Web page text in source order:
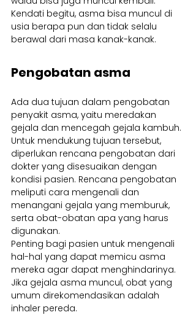
Kendati begitu, asma bisa muncul di
usia berapa pun dan tidak selalu
berawal dari masa kanak-kanak.
Pengobatan asma
Ada dua tujuan dalam pengobatan
penyakit asma, yaitu meredakan
gejala dan mencegah gejala kambuh.
Untuk mendukung tujuan tersebut,
diperlukan rencana pengobatan dari
dokter yang disesuaikan dengan
kondisi pasien. Rencana pengobatan
meliputi cara mengenali dan
menangani gejala yang memburuk,
serta obat-obatan apa yang harus
digunakan.
Penting bagi pasien untuk mengenali
hal-hal yang dapat memicu asma
mereka agar dapat menghindarinya.
Jika gejala asma muncul, obat yang
umum direkomendasikan adalah
inhaler pereda.